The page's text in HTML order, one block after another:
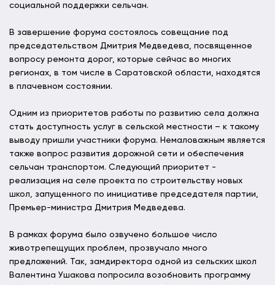
социальной поддержки сельчан.
В завершение форума состоялось совещание под
председательством Дмитрия Медведева, посвященное
вопросу ремонта дорог, которые сейчас во многих
регионах, в том числе в Саратовской области, находятся
в плачевном состоянии.
Одним из приоритетов работы по развитию села должна
стать доступность услуг в сельской местности – к такому
выводу пришли участники форума. Немаловажным является
также вопрос развития дорожной сети и обеспечения
сельчан транспортом. Следующий приоритет -
реализация на селе проекта по строительству новых
школ, запущенного по инициативе председателя партии,
Премьер-министра Дмитрия Медведева.
В рамках форума было озвучено большое число
животрепещущих проблем, прозвучало много
предложений. Так, замдиректора одной из сельских школ
Валентина Ушакова попросила возобновить программу